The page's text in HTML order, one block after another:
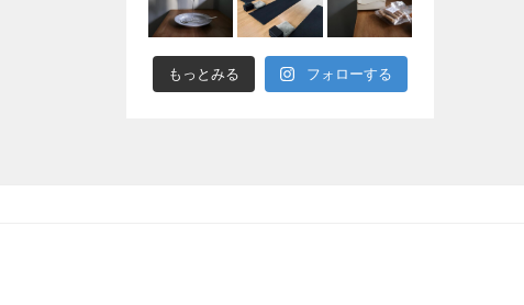
もっとみる フォローする